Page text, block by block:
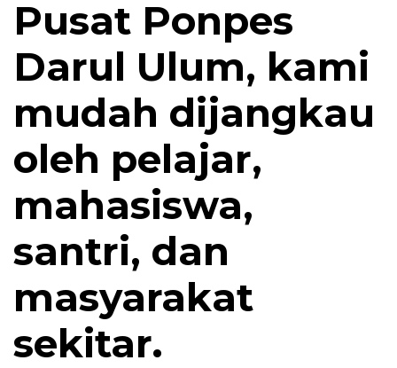
Pusat Ponpes
Darul Ulum, kami
mudah dijangkau
oleh pelajar,
mahasiswa,
santri, dan
masyarakat
sekitar.